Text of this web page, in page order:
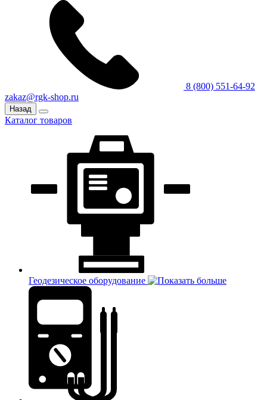
8 (800) 551-64-92
zakaz@rgk-shop.ru
Назад
Каталог товаров
Геодезическое оборудование